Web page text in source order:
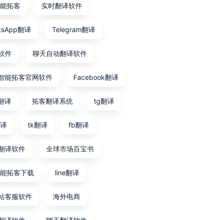
拓客 实时翻译软件
翻译 Telegram翻译
件 聊天自动翻译软件
能拓客官网软件 Facebook翻译
译 拓客翻译系统 tg翻译
tk翻译 fb翻译
译软件 全球市场百宝书
拓客下载 line翻译
客服软件 海外电商